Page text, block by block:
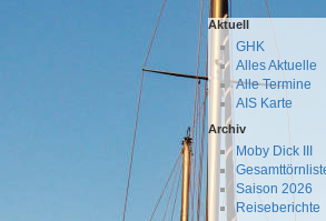
Aktuell
GHK
Alles Aktuelle
Alle Termine
AIS Karte
Archiv
Moby Dick III
Saison 2026
Reiseberichte